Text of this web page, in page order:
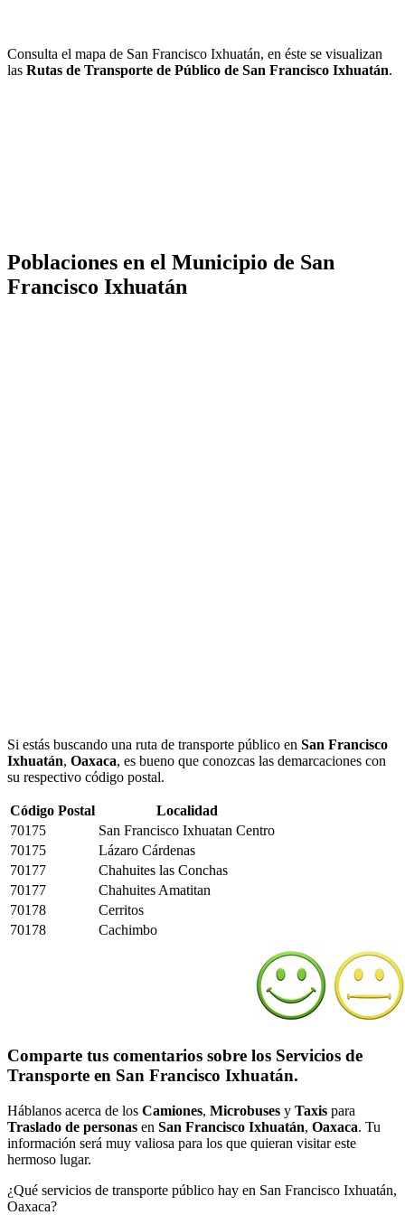
Consulta el mapa de San Francisco Ixhuatán, en éste se visualizan
las Rutas de Transporte de Público de San Francisco Ixhuatán.
Poblaciones en el Municipio de San
Francisco Ixhuatán
Si estás buscando una ruta de transporte público en San Francisco
Ixhuatán, Oaxaca, es bueno que conozcas las demarcaciones con
su respectivo código postal.
Código Postal
Localidad
70175
San Francisco Ixhuatan Centro
70175
Lázaro Cárdenas
70177
Chahuites las Conchas
70177
Chahuites Amatitan
70178
Cerritos
70178
Cachimbo
Comparte tus comentarios sobre los Servicios de
Transporte en San Francisco Ixhuatán.
Háblanos acerca de los Camiones, Microbuses y Taxis para
Traslado de personas en San Francisco Ixhuatán, Oaxaca. Tu
información será muy valiosa para los que quieran visitar este
hermoso lugar.
¿Qué servicios de transporte público hay en San Francisco Ixhuatán,
Oaxaca?